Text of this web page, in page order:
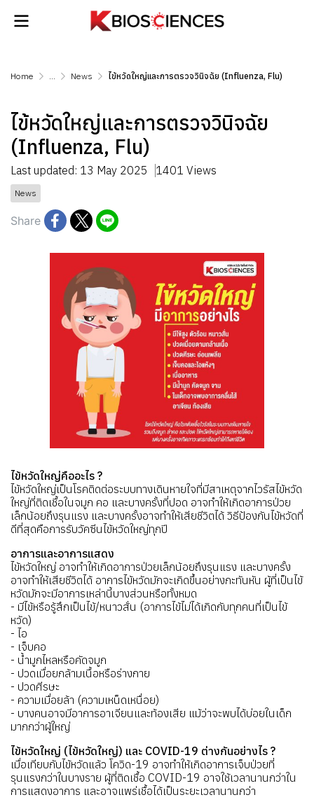
Home ... News ไข้หวัดใหญ่และการตรวจวินิจฉัย (Influenza, Flu)
ไข้หวัดใหญ่และการตรวจวินิจฉัย
(Influenza, Flu)
Last updated: 13 May 2025 1401 Views
News
Share
ไข้หวัดใหญ่คืออะไร ?
ไข้หวัดใหญ่เป็นโรคติดต่อระบบทางเดินหายใจที่มีสาเหตุจากไวรัสไข้หวัด
ใหญ่ที่ติดเชื้อในจมูก คอ และบางครั้งที่ปอด อาจทำให้เกิดอาการป่วย
เล็กน้อยถึงรุนแรง และบางครั้งอาจทำให้เสียชีวิตได้ วิธีป้องกันไข้หวัดที่
ดีที่สุดคือการรับวัคซีนไข้หวัดใหญ่ทุกปี
อาการและอาการแสดง
ไข้หวัดใหญ่ อาจทำให้เกิดอาการป่วยเล็กน้อยถึงรุนแรง และบางครั้ง
อาจทำให้เสียชีวิตได้ อาการไข้หวัดมักจะเกิดขึ้นอย่างกะทันหัน ผู้ที่เป็นไข้
หวัดมักจะมีอาการเหล่านี้บางส่วนหรือทั้งหมด
- มีไข้หรือรู้สึกเป็นไข้/หนาวสั่น (อาการไข้ไม่ได้เกิดกับทุกคนที่เป็นไข้
หวัด)
- ไอ
- เจ็บคอ
- น้ำมูกไหลหรือคัดจมูก
- ปวดเมื่อยกล้ามเนื้อหรือร่างกาย
- ปวดศีรษะ
- ความเมื่อยล้า (ความเหน็ดเหนื่อย)
- บางคนอาจมีอาการอาเจียนและท้องเสีย แม้ว่าจะพบได้บ่อยในเด็ก
มากกว่าผู้ใหญ่
ไข้หวัดใหญ่ (ไข้หวัดใหญ่) และ COVID-19 ต่างกันอย่างไร ?
เมื่อเทียบกับไข้หวัดแล้ว โควิด-19 อาจทำให้เกิดอาการเจ็บป่วยที่
รุนแรงกว่าในบางราย ผู้ที่ติดเชื้อ COVID-19 อาจใช้เวลานานกว่าใน
การแสดงอาการ และอาจแพร่เชื้อได้เป็นระยะเวลานานกว่า